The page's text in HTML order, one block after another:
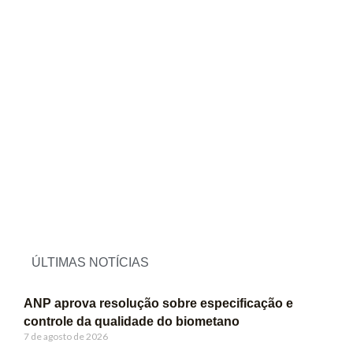
ÚLTIMAS NOTÍCIAS
ANP aprova resolução sobre especificação e
controle da qualidade do biometano
7 de agosto de 2026